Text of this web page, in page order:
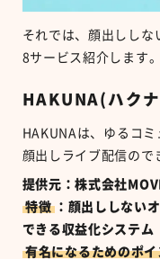
それでは、顔出ししな
8サービス紹介します。
HAKUNA(ハク
HAKUNAは、ゆるコ
顔出しライブ配信ので
提供元：株式会社
特徴 ：顔出ししない
できる収益化システム
有名になるためのポイ